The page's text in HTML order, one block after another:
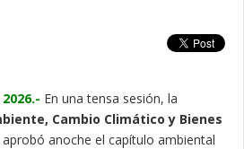
En una tensa sesión, la
Cambio Climático y Bienes
aprobó anoche el capítulo ambiental